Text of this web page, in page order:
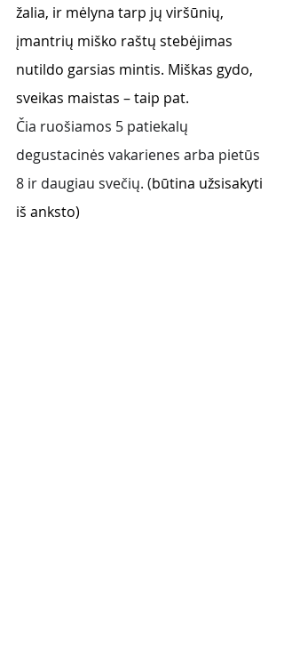
žalia, ir mėlyna tarp jų viršūnių,
įmantrių miško raštų stebėjimas
nutildo garsias mintis. Miškas gydo,
sveikas maistas – taip pat.
Čia ruošiamos 5 patiekalų
degustacinės vakarienes arba pietūs
8 ir daugiau svečių. (būtina užsisakyti
iš anksto)